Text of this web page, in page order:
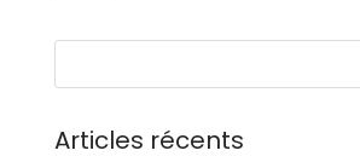
Articles récents